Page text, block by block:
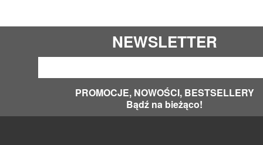
NEWSLETTER
PROMOCJE, NOWOŚCI, BESTSELLERY
Bądź na bieżąco!